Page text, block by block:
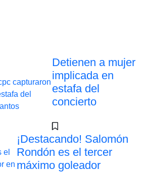
Detienen a mujer
implicada en
estafa del
concierto
¡Destacando! Salomón
Rondón es el tercer
máximo goleador